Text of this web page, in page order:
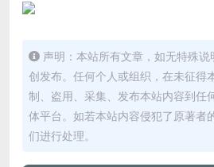
声明：本站所有文章，如无特殊
创发布。任何个人或组织，在未征得
制、盗用、采集、发布本站内容到任
体平台。如若本站内容侵犯了原著者
们进行处理。